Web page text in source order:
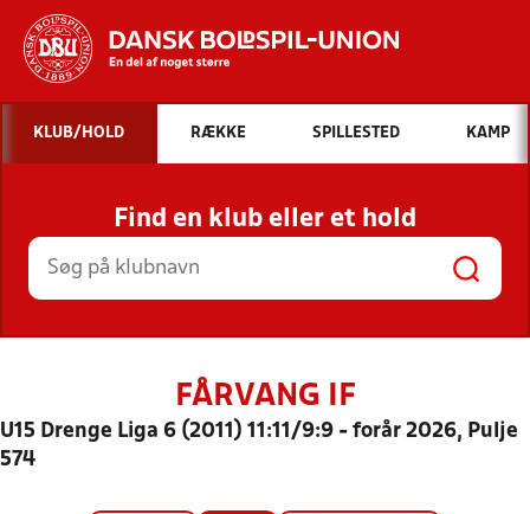
Hvad vil du søge efter?
INDHOLD OG NYHEDER
STILLINGER, RESULTATER, KLUBBER OG
HOLD
KLUB/HOLD RÆKKE SPILLESTED KAMP
Find en klub eller et hold
FÅRVANG IF
U15 Drenge Liga 6 (2011) 11:11/9:9 - forår 2026, Pulje
574